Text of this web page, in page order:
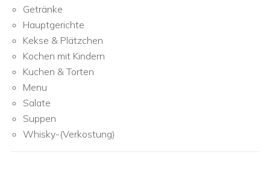
Getränke
Hauptgerichte
Kekse & Plätzchen
Kochen mit Kindern
Kuchen & Torten
Menu
Salate
Suppen
Whisky-(Verkostung)